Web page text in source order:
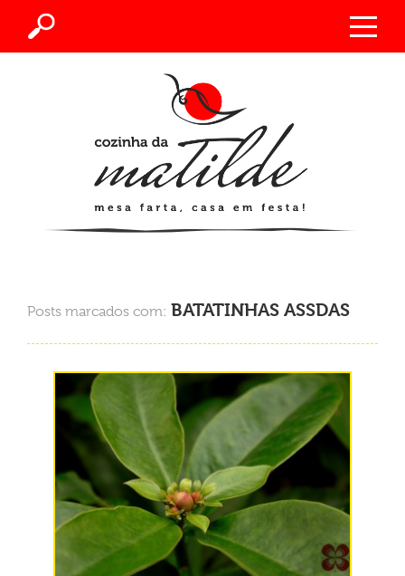
Posts marcados com: BATATINHAS ASSDAS